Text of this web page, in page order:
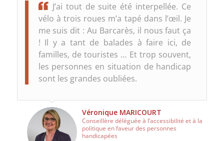
J’ai tout de suite été interpellée. Ce
vélo à trois roues m’a tapé dans l’œil. Je
me suis dit : Au Barcarès, il nous faut ça
! Il y a tant de balades à faire ici, de
familles, de touristes … Et trop souvent,
les personnes en situation de handicap
sont les grandes oubliées.
Véronique MARICOURT
Conseillère déléguée à l’accessibilité et à la
politique en faveur des personnes
handicapées